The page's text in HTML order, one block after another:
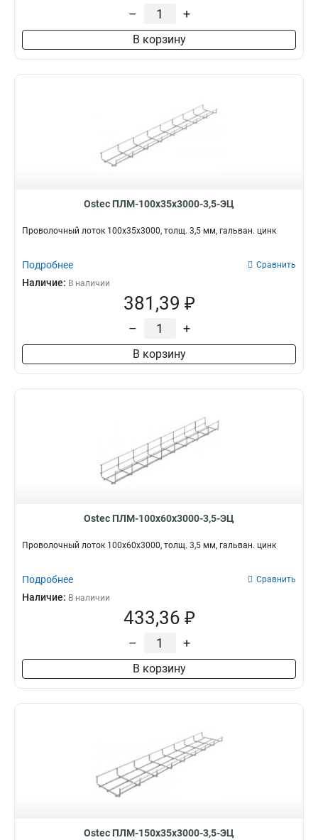
– +
В корзину
Ostec ПЛМ-100х35х3000-3,5-ЭЦ
Проволочный лоток 100х35х3000, толщ. 3,5 мм, гальван. цинк
Подробнее Сравнить
Наличие: В наличии
381,39 ₽
– +
В корзину
Ostec ПЛМ-100х60х3000-3,5-ЭЦ
Проволочный лоток 100х60х3000, толщ. 3,5 мм, гальван. цинк
Подробнее Сравнить
Наличие: В наличии
433,36 ₽
– +
В корзину
Ostec ПЛМ-150х35х3000-3,5-ЭЦ